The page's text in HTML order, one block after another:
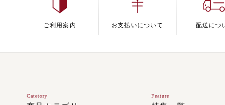
ご利用案内 お支払いについて 配送につ
Catetory Feature